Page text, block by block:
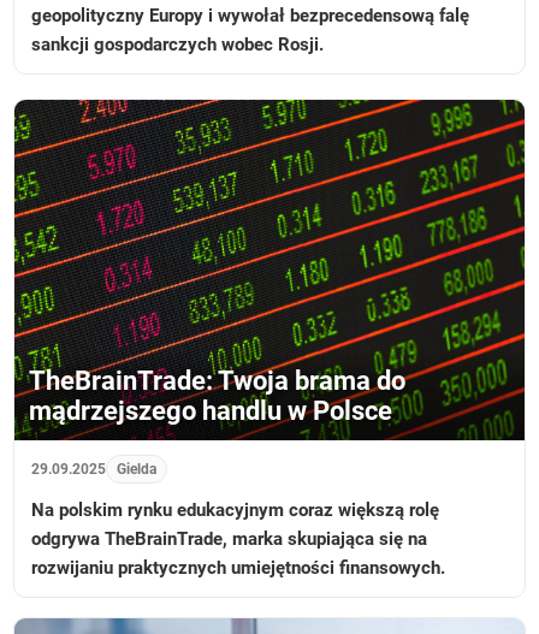
geopolityczny Europy i wywołał bezprecedensową falę
sankcji gospodarczych wobec Rosji.
TheBrainTrade: Twoja brama do
mądrzejszego handlu w Polsce
29.09.2025 Gielda
Na polskim rynku edukacyjnym coraz większą rolę
odgrywa TheBrainTrade, marka skupiająca się na
rozwijaniu praktycznych umiejętności finansowych.